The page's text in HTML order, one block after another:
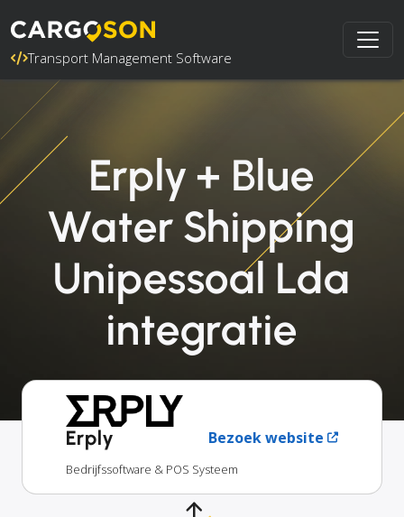
Transport Management Software
Erply + Blue
Water Shipping
Unipessoal Lda
integratie
Erply Bezoek website
Bedrijfssoftware & POS Systeem